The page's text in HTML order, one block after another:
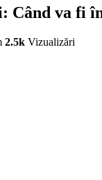
Când va fi
2.5k Vizualizări